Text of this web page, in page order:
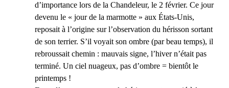
d’importance lors de la Chandeleur, le 2 février. Ce jour
devenu le « jour de la marmotte » aux États-Unis,
reposait à l’origine sur l’observation du hérisson sortant
de son terrier. S’il voyait son ombre (par beau temps), il
rebroussait chemin : mauvais signe, l’hiver n’était pas
terminé. Un ciel nuageux, pas d’ombre = bientôt le
printemps !